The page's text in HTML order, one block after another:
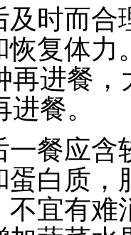
而合
恢复体力
再进餐
餐。
应含
蛋白质，
不宜有难